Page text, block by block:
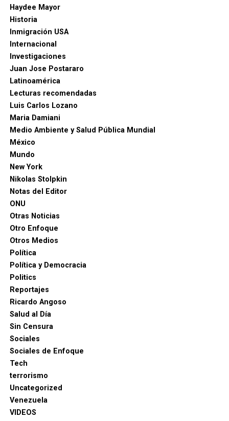
Haydee Mayor
Historia
Inmigración USA
Internacional
Investigaciones
Juan Jose Postararo
Latinoamérica
Lecturas recomendadas
Luis Carlos Lozano
Maria Damiani
Medio Ambiente y Salud Pública Mundial
México
Mundo
New York
Nikolas Stolpkin
Notas del Editor
ONU
Otras Noticias
Otro Enfoque
Otros Medios
Política
Política y Democracia
Politics
Reportajes
Ricardo Angoso
Salud al Día
Sin Censura
Sociales
Sociales de Enfoque
Tech
terrorismo
Uncategorized
Venezuela
VIDEOS